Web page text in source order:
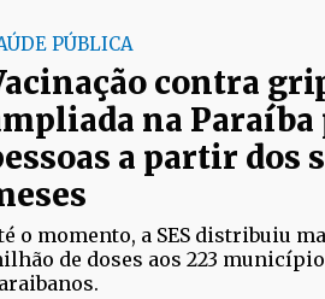
PÚBLICA
contra
na Paraíba
a partir dos
o momento, a SES distribuiu
de doses aos 223